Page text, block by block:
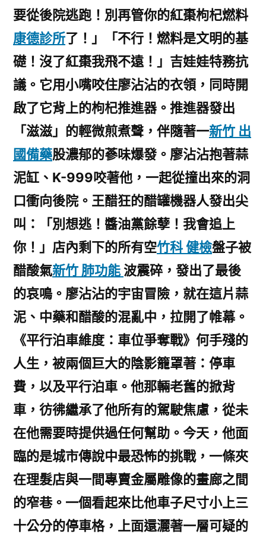
要從後院逃跑！別再管你的紅棗枸杞燃料
康德診所了！」「不行！燃料是文明的基
礎！沒了紅棗我飛不遠！」吉娃娃特務抗
議。它用小嘴咬住廖沾沾的衣領，同時開
啟了它背上的枸杞推進器。推進器發出
「滋滋」的輕微煎煮聲，伴隨著一新竹 出
國備藥股濃郁的蔘味爆發。廖沾沾抱著蒜
泥缸、K-999咬著他，一起從撞出來的洞
口衝向後院。王醋狂的醋罐機器人發出尖
叫：「別想逃！醬油黨餘孽！我會追上
你！」店內剩下的所有空竹科 健檢盤子被
醋酸氣新竹 肺功能波震碎，發出了最後
的哀鳴。廖沾沾的宇宙冒險，就在這片蒜
泥、中藥和醋酸的混亂中，拉開了帷幕。
《平行泊車維度：車位爭奪戰》何手殘的
人生，被兩個巨大的陰影籠罩著：停車
費，以及平行泊車。他那輛老舊的掀背
車，彷彿繼承了他所有的駕駛焦慮，從未
在他需要時提供過任何幫助。今天，他面
臨的是城市傳說中最恐怖的挑戰，一條夾
在理髮店與一間專賣金屬雕像的畫廊之間
的窄巷。一個看起來比他車子尺寸小上三
十公分的停車格，上面還灑著一層可疑的